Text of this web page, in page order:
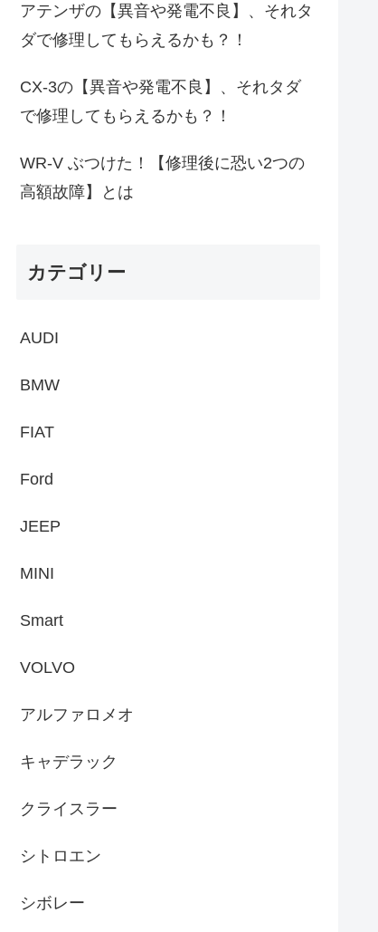
アテンザの【異音や発電不良】、それタ
ダで修理してもらえるかも？！
CX-3の【異音や発電不良】、それタダ
で修理してもらえるかも？！
WR-V ぶつけた！【修理後に恐い2つの
高額故障】とは
カテゴリー
AUDI
BMW
FIAT
Ford
JEEP
MINI
Smart
VOLVO
アルファロメオ
キャデラック
クライスラー
シトロエン
シボレー